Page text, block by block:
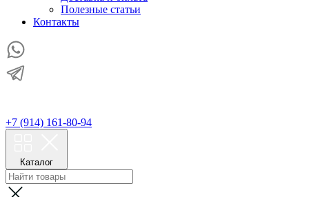
Полезные статьи
Контакты
+7 (914) 161-80-94
Каталог